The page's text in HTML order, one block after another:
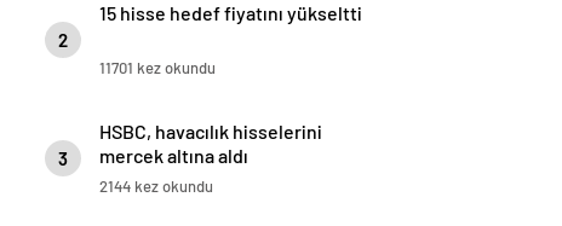
2
15 hisse hedef fiyatını yükseltti
11701 kez okundu
3
HSBC, havacılık hisselerini
mercek altına aldı
2144 kez okundu